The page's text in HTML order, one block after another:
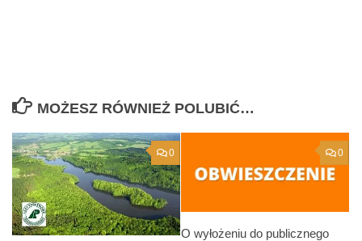
MOŻESZ RÓWNIEŻ POLUBIĆ…
0 0
O wyłożeniu do publicznego